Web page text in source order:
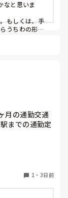
なと思いま
もしくは、手
うちわの形に
います。
！
月の通勤交通
までの通勤定
点で応募を迷
1 ・ 3日前